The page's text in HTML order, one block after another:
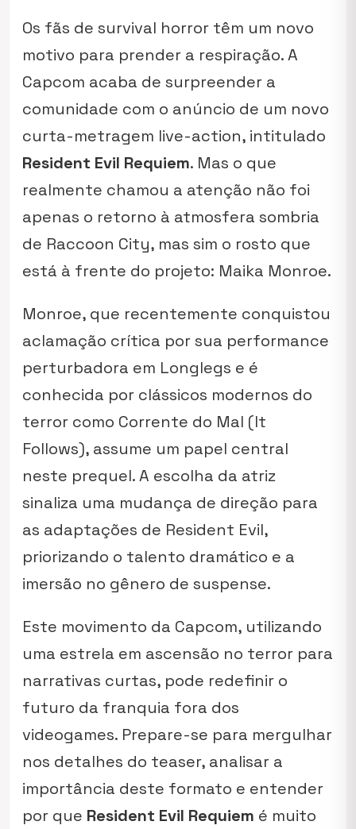
Os fãs de survival horror têm um novo
motivo para prender a respiração. A
Capcom acaba de surpreender a
comunidade com o anúncio de um novo
curta-metragem live-action, intitulado
Resident Evil Requiem. Mas o que
realmente chamou a atenção não foi
apenas o retorno à atmosfera sombria
de Raccoon City, mas sim o rosto que
está à frente do projeto: Maika Monroe.
Monroe, que recentemente conquistou
aclamação crítica por sua performance
perturbadora em Longlegs e é
conhecida por clássicos modernos do
terror como Corrente do Mal (It
Follows), assume um papel central
neste prequel. A escolha da atriz
sinaliza uma mudança de direção para
as adaptações de Resident Evil,
priorizando o talento dramático e a
imersão no gênero de suspense.
Este movimento da Capcom, utilizando
uma estrela em ascensão no terror para
narrativas curtas, pode redefinir o
futuro da franquia fora dos
videogames. Prepare-se para mergulhar
nos detalhes do teaser, analisar a
importância deste formato e entender
por que Resident Evil Requiem é muito